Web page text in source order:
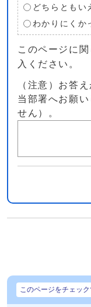
どちらともい
わかりにくか
このページに
入ください。
（注意）お答
当部署へお願
せん）。
このページをチェック